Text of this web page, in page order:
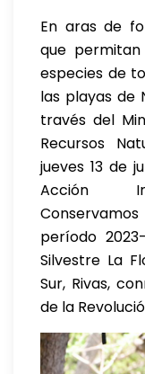
En aras de
que
especies de
las playas de
través del
Recursos
jueves 13 de
Acción
período
Silvestre La
Sur, Rivas,
de la